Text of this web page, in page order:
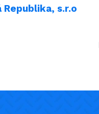
Republika, s.r.o